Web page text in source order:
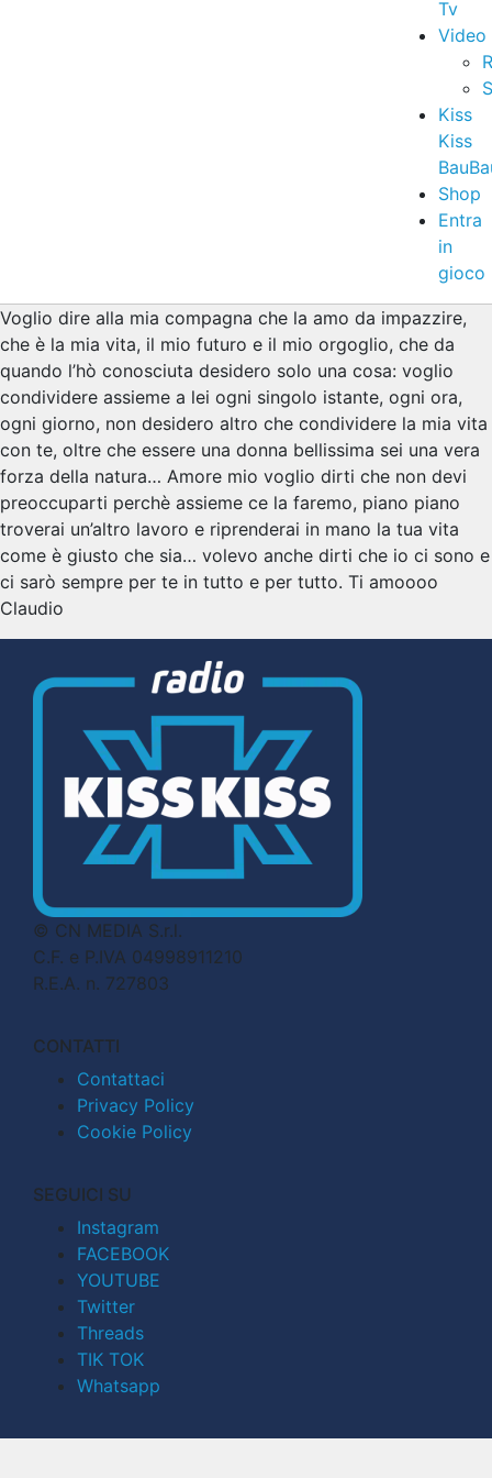
Tv
Video
Kiss
Kiss
Shop
Entra
in
gioco
Voglio dire alla mia compagna che la amo da impazzire,
che è la mia vita, il mio futuro e il mio orgoglio, che da
quando l’hò conosciuta desidero solo una cosa: voglio
condividere assieme a lei ogni singolo istante, ogni ora,
ogni giorno, non desidero altro che condividere la mia vita
con te, oltre che essere una donna bellissima sei una vera
forza della natura… Amore mio voglio dirti che non devi
preoccuparti perchè assieme ce la faremo, piano piano
troverai un’altro lavoro e riprenderai in mano la tua vita
come è giusto che sia… volevo anche dirti che io ci sono e
ci sarò sempre per te in tutto e per tutto. Ti amoooo
Claudio
© CN MEDIA S.r.l.
C.F. e P.IVA 04998911210
R.E.A. n. 727803
CONTATTI
Contattaci
Privacy Policy
Cookie Policy
SEGUICI SU
Instagram
FACEBOOK
YOUTUBE
Twitter
Threads
TIK TOK
Whatsapp